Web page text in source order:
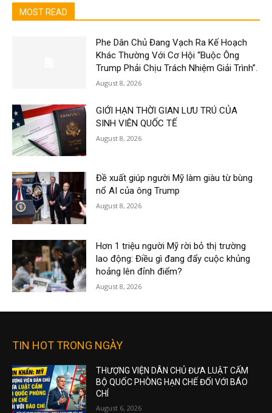
MOST READ
Phe Dân Chủ Đang Vạch Ra Kế Hoạch
Khác Thường Với Cơ Hội “Buộc Ông
Trump Phải Chịu Trách Nhiệm Giải Trình”.
August 8, 2026
GIỚI HẠN THỜI GIAN LƯU TRÚ CỦA
SINH VIÊN QUỐC TẾ
August 8, 2026
Đề xuất giúp người Mỹ làm giàu từ bùng
nổ AI của ông Trump
August 8, 2026
Hơn 1 triệu người Mỹ rời bỏ thị trường
lao động: Điều gì đang đẩy cuộc khủng
hoảng lên đỉnh điểm?
August 8, 2026
TIN HOT TRONG NGÀY
THƯỢNG VIỆN DÂN CHỦ ĐƯA LUẬT CẤM
BỘ QUỐC PHÒNG HẠN CHẾ ĐỐI VỚI BÁO
CHÍ
August 6, 2026